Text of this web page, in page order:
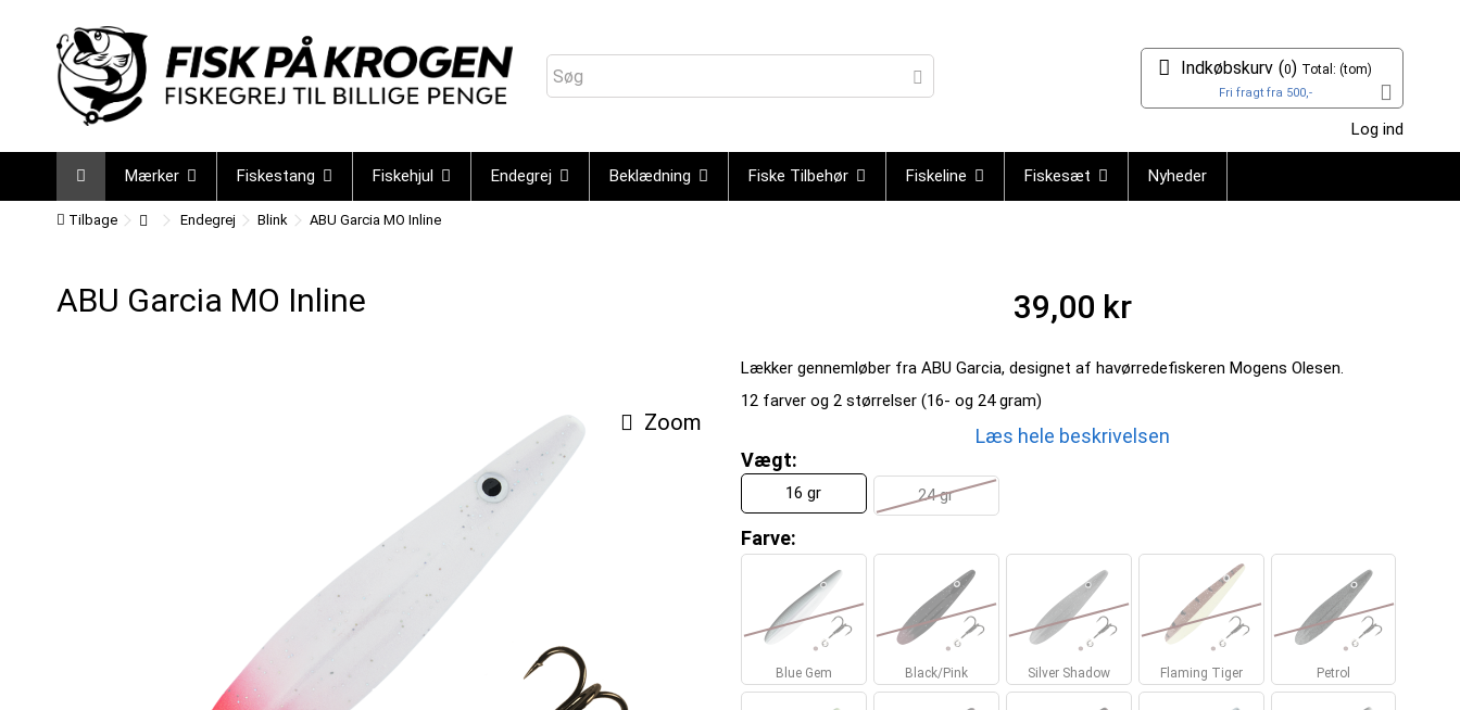
Indkøbskurv (0) Total: (tom)
Fri fragt fra 500,-
Log ind
Mærker Fiskestang Fiskehjul Endegrej Beklædning Fiske Tilbehør Fiskeline Fiskesæt Nyheder
Tilbage Endegrej Blink ABU Garcia MO Inline
ABU Garcia MO Inline
Zoom
39,00 kr
Lækker gennemløber fra ABU Garcia, designet af havørredefiskeren Mogens Olesen.
12 farver og 2 størrelser (16- og 24 gram)
Læs hele beskrivelsen
Vægt:
16 gr 24 gr
Farve:
Blue Gem Black/Pink Silver Shadow Flaming Tiger Petrol